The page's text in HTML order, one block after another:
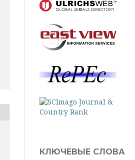
КЛЮЧЕВЫЕ СЛОВА